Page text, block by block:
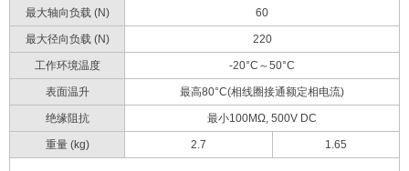
最大轴向负载(N) 60
最大径向负载(N) 220
工作环境温度 -20°C ～50°C
表面温升 最高80°C(相线圈接通额定相电流)
绝缘阻抗 最小100MΩ, 500V DC
重量(kg) 2.7 1.65